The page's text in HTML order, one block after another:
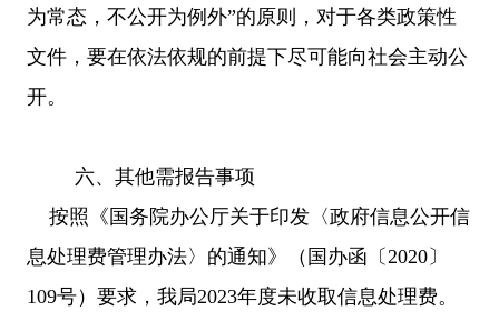
为常态，不公开为例外”的原则，对于各类政策性
文件，要在依法依规的前提下尽可能向社会主动公
开。
六、其他需报告事项
按照《国务院办公厅关于印发〈政府信息公开信
息处理费管理办法〉的通知》（国办函〔2020〕
109号）要求，我局2023年度未收取信息处理费。